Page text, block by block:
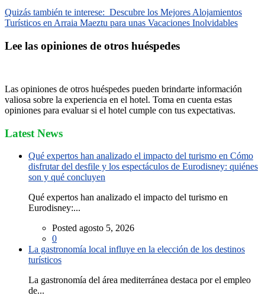
Quizás también te interese: Descubre los Mejores Alojamientos
Turísticos en Arraia Maeztu para unas Vacaciones Inolvidables
Lee las opiniones de otros huéspedes
Las opiniones de otros huéspedes pueden brindarte información
valiosa sobre la experiencia en el hotel. Toma en cuenta estas
opiniones para evaluar si el hotel cumple con tus expectativas.
Latest News
Qué expertos han analizado el impacto del turismo en Cómo
disfrutar del desfile y los espectáculos de Eurodisney: quiénes
son y qué concluyen
Qué expertos han analizado el impacto del turismo en
Eurodisney:...
Posted agosto 5, 2026
0
La gastronomía local influye en la elección de los destinos
turísticos
La gastronomía del área mediterránea destaca por el empleo
de...